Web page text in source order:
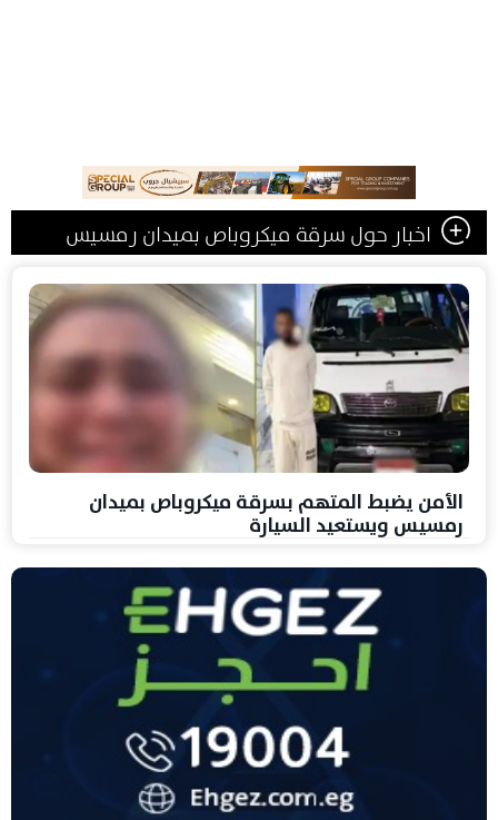
اخبار حول سرقة ميكروباص بميدان رمسيس
الأمن يضبط المتهم بسرقة ميكروباص بميدان
رمسيس ويستعيد السيارة